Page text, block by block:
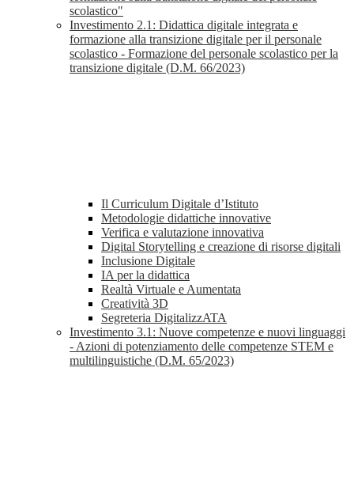
scolastico"
Investimento 2.1: Didattica digitale integrata e
formazione alla transizione digitale per il personale
scolastico - Formazione del personale scolastico per la
transizione digitale (D.M. 66/2023)
Il Curriculum Digitale d’Istituto
Metodologie didattiche innovative
Verifica e valutazione innovativa
Digital Storytelling e creazione di risorse digitali
Inclusione Digitale
IA per la didattica
Realtà Virtuale e Aumentata
Creatività 3D
Segreteria DigitalizzATA
Investimento 3.1: Nuove competenze e nuovi linguaggi
- Azioni di potenziamento delle competenze STEM e
multilinguistiche (D.M. 65/2023)